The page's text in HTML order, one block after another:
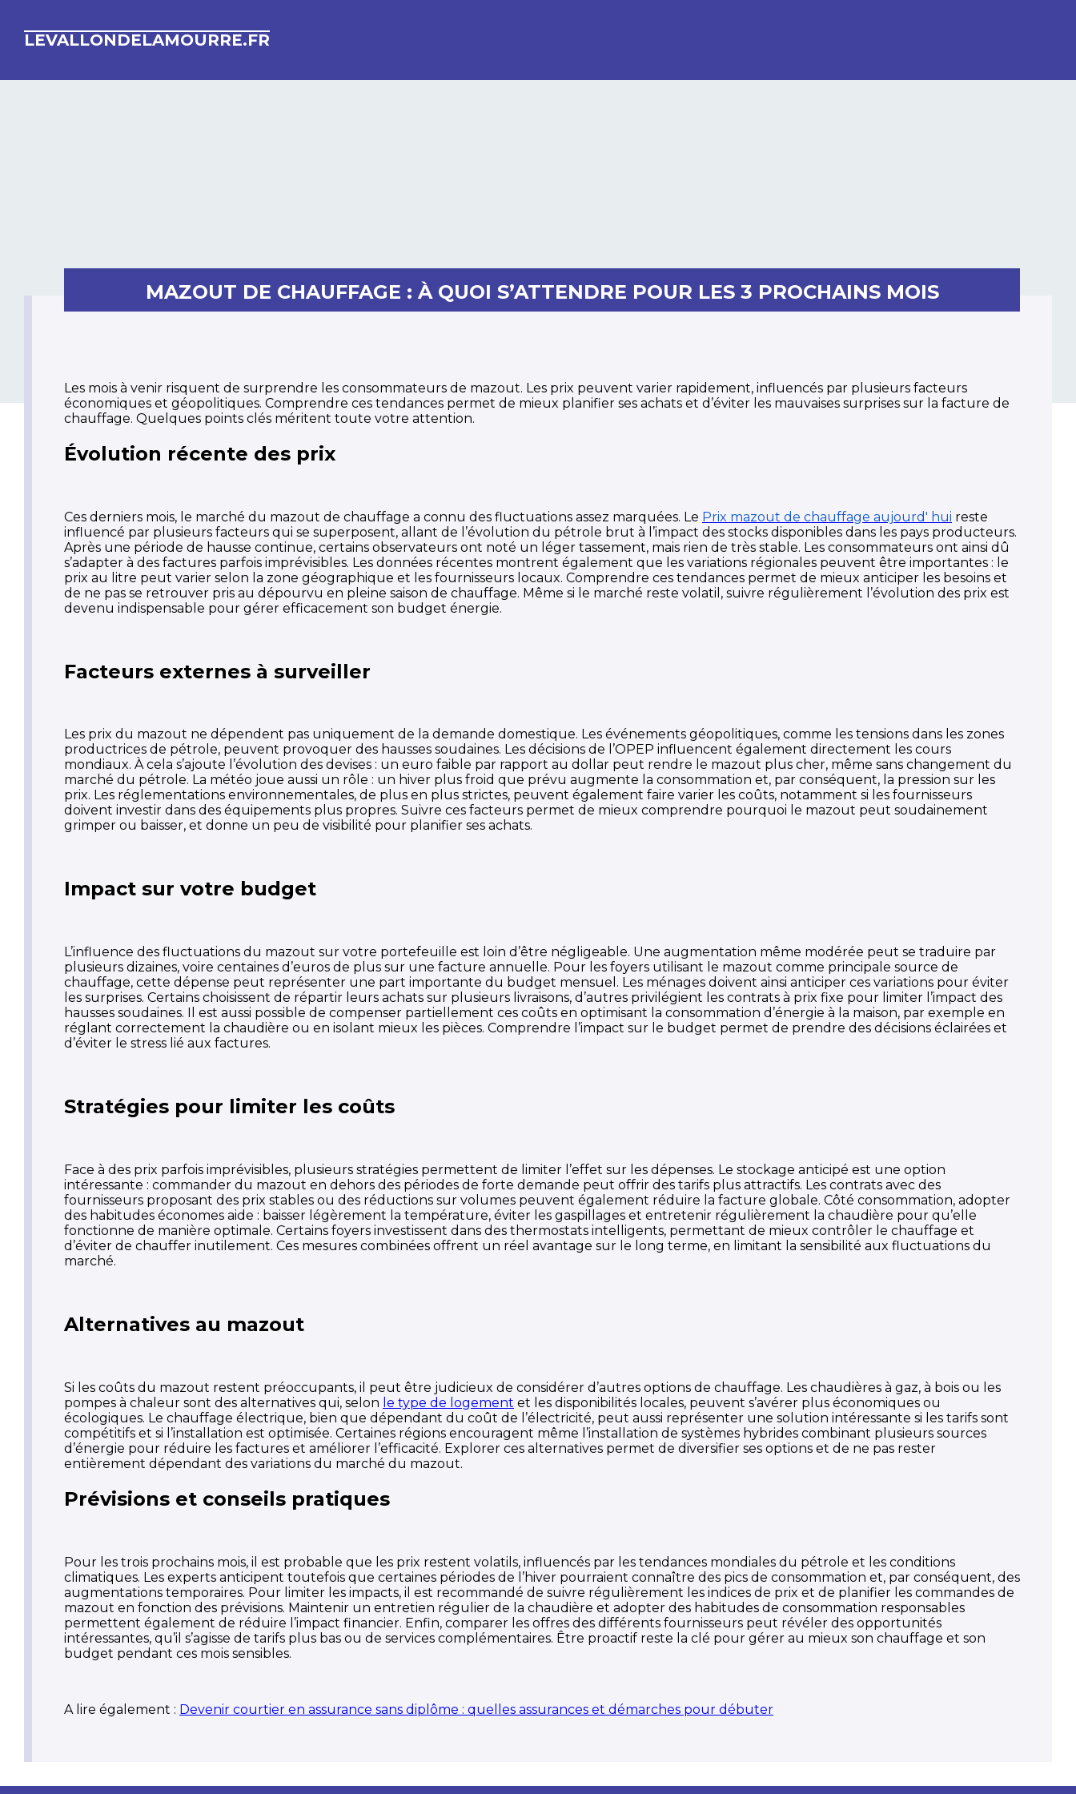
LEVALLONDELAMOURRE.FR
MAZOUT DE CHAUFFAGE : À QUOI S’ATTENDRE POUR LES 3 PROCHAINS MOIS
Les mois à venir risquent de surprendre les consommateurs de mazout. Les prix peuvent varier rapidement, influencés par plusieurs facteurs
économiques et géopolitiques. Comprendre ces tendances permet de mieux planifier ses achats et d’éviter les mauvaises surprises sur la facture de
chauffage. Quelques points clés méritent toute votre attention.
Évolution récente des prix
Ces derniers mois, le marché du mazout de chauffage a connu des fluctuations assez marquées. Le Prix mazout de chauffage aujourd' hui reste
influencé par plusieurs facteurs qui se superposent, allant de l’évolution du pétrole brut à l’impact des stocks disponibles dans les pays producteurs.
Après une période de hausse continue, certains observateurs ont noté un léger tassement, mais rien de très stable. Les consommateurs ont ainsi dû
s’adapter à des factures parfois imprévisibles. Les données récentes montrent également que les variations régionales peuvent être importantes : le
prix au litre peut varier selon la zone géographique et les fournisseurs locaux. Comprendre ces tendances permet de mieux anticiper les besoins et
de ne pas se retrouver pris au dépourvu en pleine saison de chauffage. Même si le marché reste volatil, suivre régulièrement l’évolution des prix est
devenu indispensable pour gérer efficacement son budget énergie.
Facteurs externes à surveiller
Les prix du mazout ne dépendent pas uniquement de la demande domestique. Les événements géopolitiques, comme les tensions dans les zones
productrices de pétrole, peuvent provoquer des hausses soudaines. Les décisions de l’OPEP influencent également directement les cours
mondiaux. À cela s’ajoute l’évolution des devises : un euro faible par rapport au dollar peut rendre le mazout plus cher, même sans changement du
marché du pétrole. La météo joue aussi un rôle : un hiver plus froid que prévu augmente la consommation et, par conséquent, la pression sur les
prix. Les réglementations environnementales, de plus en plus strictes, peuvent également faire varier les coûts, notamment si les fournisseurs
doivent investir dans des équipements plus propres. Suivre ces facteurs permet de mieux comprendre pourquoi le mazout peut soudainement
grimper ou baisser, et donne un peu de visibilité pour planifier ses achats.
Impact sur votre budget
L’influence des fluctuations du mazout sur votre portefeuille est loin d’être négligeable. Une augmentation même modérée peut se traduire par
plusieurs dizaines, voire centaines d’euros de plus sur une facture annuelle. Pour les foyers utilisant le mazout comme principale source de
chauffage, cette dépense peut représenter une part importante du budget mensuel. Les ménages doivent ainsi anticiper ces variations pour éviter
les surprises. Certains choisissent de répartir leurs achats sur plusieurs livraisons, d’autres privilégient les contrats à prix fixe pour limiter l’impact des
hausses soudaines. Il est aussi possible de compenser partiellement ces coûts en optimisant la consommation d’énergie à la maison, par exemple en
réglant correctement la chaudière ou en isolant mieux les pièces. Comprendre l’impact sur le budget permet de prendre des décisions éclairées et
d’éviter le stress lié aux factures.
Stratégies pour limiter les coûts
Face à des prix parfois imprévisibles, plusieurs stratégies permettent de limiter l’effet sur les dépenses. Le stockage anticipé est une option
intéressante : commander du mazout en dehors des périodes de forte demande peut offrir des tarifs plus attractifs. Les contrats avec des
fournisseurs proposant des prix stables ou des réductions sur volumes peuvent également réduire la facture globale. Côté consommation, adopter
des habitudes économes aide : baisser légèrement la température, éviter les gaspillages et entretenir régulièrement la chaudière pour qu’elle
fonctionne de manière optimale. Certains foyers investissent dans des thermostats intelligents, permettant de mieux contrôler le chauffage et
d’éviter de chauffer inutilement. Ces mesures combinées offrent un réel avantage sur le long terme, en limitant la sensibilité aux fluctuations du
marché.
Alternatives au mazout
Si les coûts du mazout restent préoccupants, il peut être judicieux de considérer d’autres options de chauffage. Les chaudières à gaz, à bois ou les
pompes à chaleur sont des alternatives qui, selon le type de logement et les disponibilités locales, peuvent s’avérer plus économiques ou
écologiques. Le chauffage électrique, bien que dépendant du coût de l’électricité, peut aussi représenter une solution intéressante si les tarifs sont
compétitifs et si l’installation est optimisée. Certaines régions encouragent même l’installation de systèmes hybrides combinant plusieurs sources
d’énergie pour réduire les factures et améliorer l’efficacité. Explorer ces alternatives permet de diversifier ses options et de ne pas rester
entièrement dépendant des variations du marché du mazout.
Prévisions et conseils pratiques
Pour les trois prochains mois, il est probable que les prix restent volatils, influencés par les tendances mondiales du pétrole et les conditions
climatiques. Les experts anticipent toutefois que certaines périodes de l’hiver pourraient connaître des pics de consommation et, par conséquent, des
augmentations temporaires. Pour limiter les impacts, il est recommandé de suivre régulièrement les indices de prix et de planifier les commandes de
mazout en fonction des prévisions. Maintenir un entretien régulier de la chaudière et adopter des habitudes de consommation responsables
permettent également de réduire l’impact financier. Enfin, comparer les offres des différents fournisseurs peut révéler des opportunités
intéressantes, qu’il s’agisse de tarifs plus bas ou de services complémentaires. Être proactif reste la clé pour gérer au mieux son chauffage et son
budget pendant ces mois sensibles.
A lire également : Devenir courtier en assurance sans diplôme : quelles assurances et démarches pour débuter